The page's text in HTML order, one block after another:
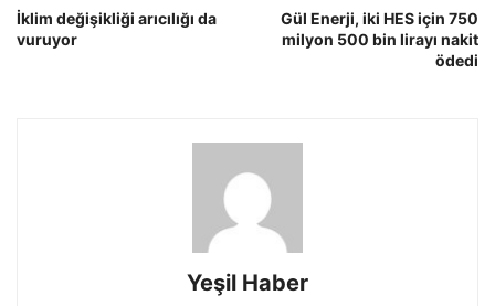
İklim değişikliği arıcılığı da
vuruyor
Gül Enerji, iki HES için 750
milyon 500 bin lirayı nakit
ödedi
Yeşil Haber